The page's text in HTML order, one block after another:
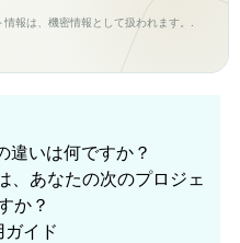
報は、機密情報として扱われます。.
いは何ですか？
、あなたの次のプロジェ
か？
イド‌